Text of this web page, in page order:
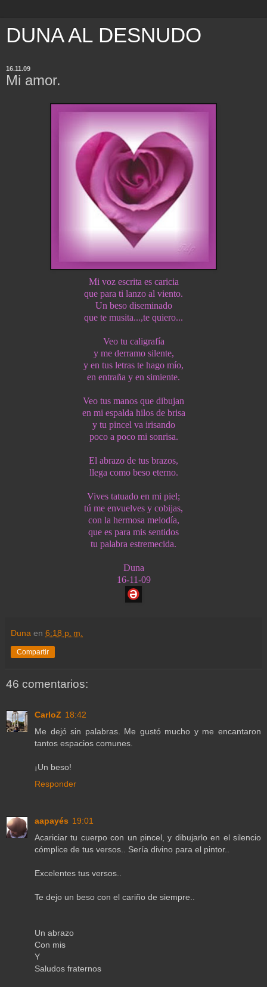
DUNA AL DESNUDO
16.11.09
Mi amor.
Mi voz escrita es caricia
que para ti lanzo al viento.
Un beso diseminado
que te musita...,te quiero...
Veo tu caligrafía
y me derramo silente,
y en tus letras te hago mío,
en entraña y en simiente.
Veo tus manos que dibujan
en mi espalda hilos de brisa
y tu pincel va irisando
poco a poco mi sonrisa.
El abrazo de tus brazos,
llega como beso eterno.
Vives tatuado en mi piel;
tú me envuelves y cobijas,
con la hermosa melodía,
que es para mis sentidos
tu palabra estremecida.
Duna
16-11-09
Duna en 6:18 p. m.
Compartir
46 comentarios:
CarloZ 18:42
Me dejó sin palabras. Me gustó mucho y me encantaron
tantos espacios comunes.
¡Un beso!
Responder
aapayés 19:01
Acariciar tu cuerpo con un pincel, y dibujarlo en el silencio
cómplice de tus versos.. Sería divino para el pintor..
Excelentes tus versos..
Te dejo un beso con el cariño de siempre..
Un abrazo
Con mis
Y
Saludos fraternos